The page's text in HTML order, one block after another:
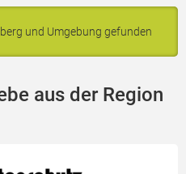
und Umgebung gefunden
aus der Region